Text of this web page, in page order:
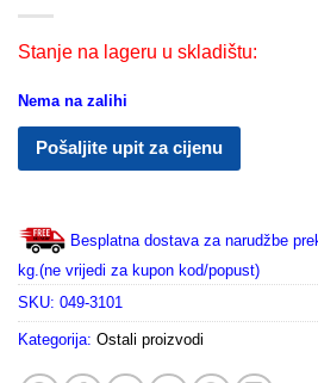
Stanje na lageru u skladištu:
Nema na zalihi
Pošaljite upit za cijenu
Besplatna dostava za narudžbe
kg.(ne vrijedi za kupon kod/popust)
SKU: 049-3101
Kategorija: Ostali proizvodi